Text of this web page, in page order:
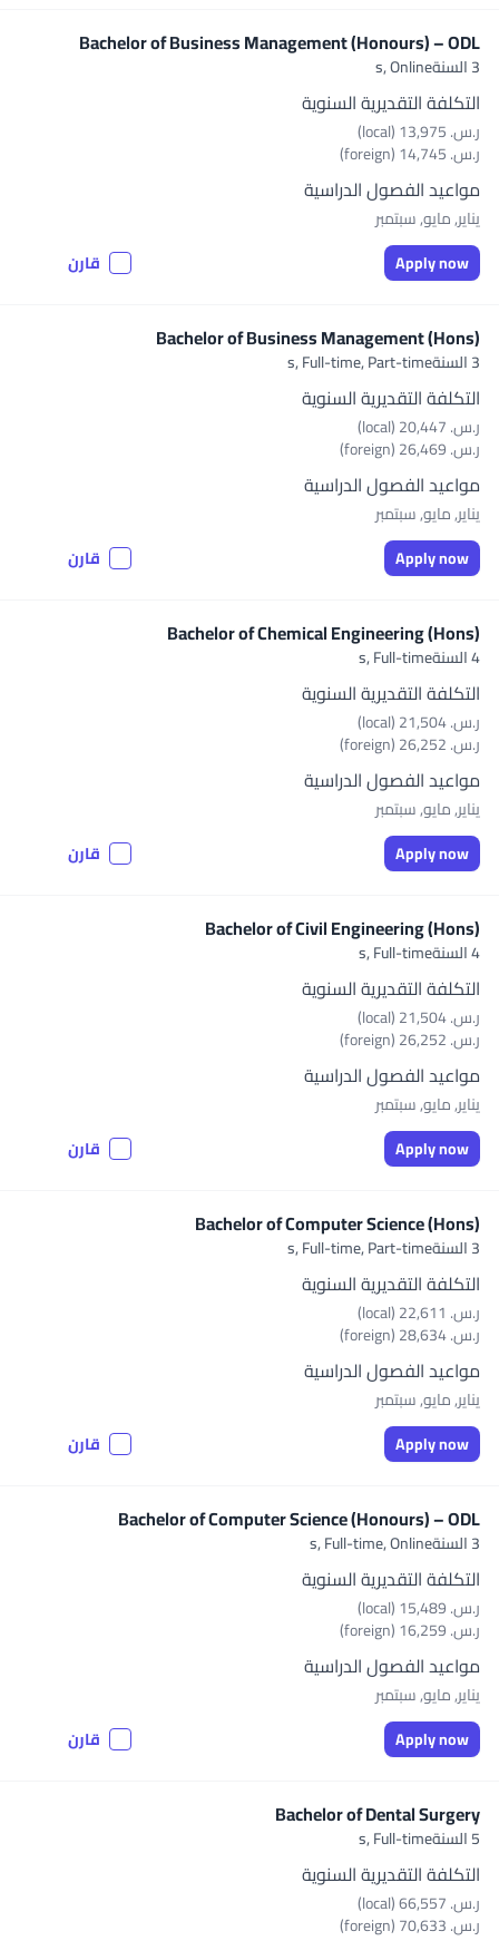
Bachelor of Business Management (Honours) – ODL
3 السنةs, Online
التكلفة التقديرية السنوية
ر.س.‏ 13,975 (local)
ر.س.‏ 14,745 (foreign)
مواعيد الفصول الدراسية
يناير, مايو, سبتمبر
Apply now
قارن
Bachelor of Business Management (Hons)
3 السنةs, Full-time, Part-time
التكلفة التقديرية السنوية
ر.س.‏ 20,447 (local)
ر.س.‏ 26,469 (foreign)
مواعيد الفصول الدراسية
يناير, مايو, سبتمبر
Apply now
قارن
Bachelor of Chemical Engineering (Hons)
4 السنةs, Full-time
التكلفة التقديرية السنوية
ر.س.‏ 21,504 (local)
ر.س.‏ 26,252 (foreign)
مواعيد الفصول الدراسية
يناير, مايو, سبتمبر
Apply now
قارن
Bachelor of Civil Engineering (Hons)
4 السنةs, Full-time
التكلفة التقديرية السنوية
ر.س.‏ 21,504 (local)
ر.س.‏ 26,252 (foreign)
مواعيد الفصول الدراسية
يناير, مايو, سبتمبر
Apply now
قارن
Bachelor of Computer Science (Hons)
3 السنةs, Full-time, Part-time
التكلفة التقديرية السنوية
ر.س.‏ 22,611 (local)
ر.س.‏ 28,634 (foreign)
مواعيد الفصول الدراسية
يناير, مايو, سبتمبر
Apply now
قارن
Bachelor of Computer Science (Honours) – ODL
3 السنةs, Full-time, Online
التكلفة التقديرية السنوية
ر.س.‏ 15,489 (local)
ر.س.‏ 16,259 (foreign)
مواعيد الفصول الدراسية
يناير, مايو, سبتمبر
Apply now
قارن
Bachelor of Dental Surgery
5 السنةs, Full-time
التكلفة التقديرية السنوية
ر.س.‏ 66,557 (local)
ر.س.‏ 70,633 (foreign)